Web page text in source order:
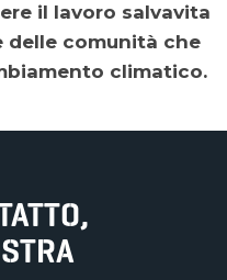
il lavoro salvavita
delle comunità che
climatico.